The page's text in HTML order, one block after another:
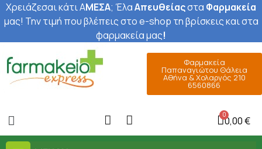
Χρειάζεσαι κάτι ΑΜΕΣΑ; ΈλαΑπευθείαςστα Φαρμακεία
μας! Την τιμή που βλέπεις στο e-shop τη βρίσκεις και στα
φαρμακεία μας!
Φαρμακεία
Παπαναγιώτου Θάλεια
Αθήνα & Χολαργός 210
6560866
0,00 €